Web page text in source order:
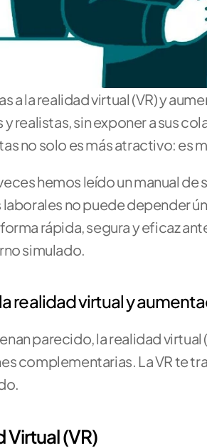
a la realidad virtual (VR) y
y realistas, sin exponer a sus
no solo es más atractivo: es
hemos leído un manual
no puede depender
rápida, segura y eficaz
simulado.
realidad virtual y
parecido, la realidad
complementarias. La VR te
Virtual (VR)